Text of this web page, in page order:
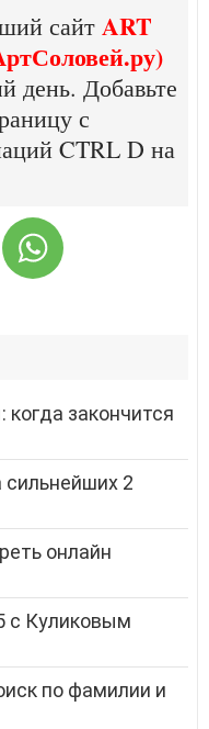
сайт ART
день. Добавьте
с
CTRL D на
закончится
2
онлайн
с Куликовым
по фамилии и